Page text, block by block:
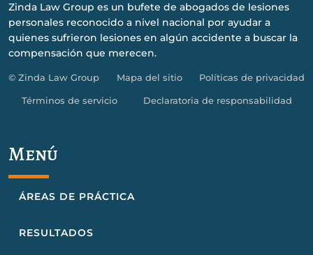
Zinda Law Group es un bufete de abogados de lesiones
personales reconocido a nivel nacional por ayudar a
quienes sufrieron lesiones en algún accidente a buscar la
compensación que merecen.
© Zinda Law Group Mapa del sitio Políticas de privacidad
Términos de servicio Declaratoria de responsabilidad
Menú
ÁREAS DE PRÁCTICA
RESULTADOS